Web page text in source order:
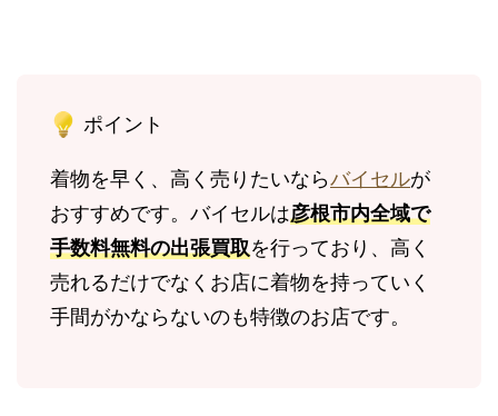
ポイント
着物を早く、高く売りたいならバイセルが
おすすめです。バイセルは彦根市内全域で
手数料無料の出張買取を行っており、高く
売れるだけでなくお店に着物を持っていく
手間がかならないのも特徴のお店です。